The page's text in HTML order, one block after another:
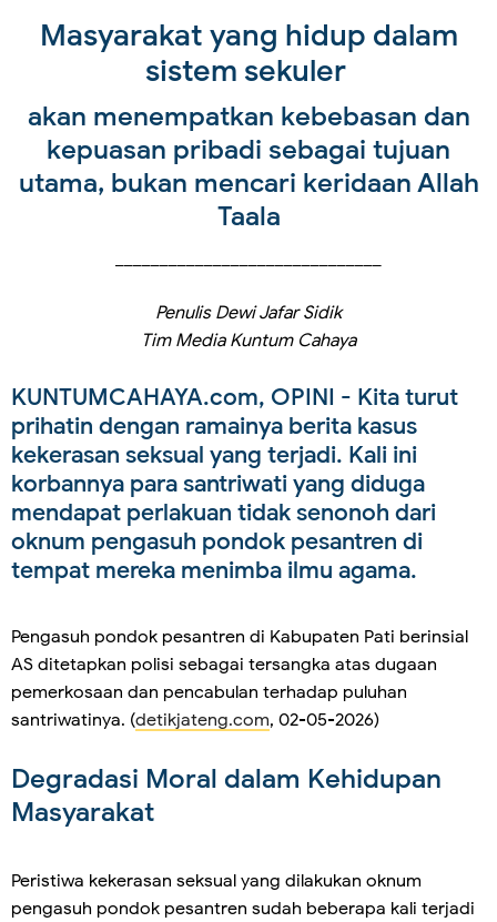
Masyarakat yang hidup dalam
sistem sekuler
akan menempatkan kebebasan dan
kepuasan pribadi sebagai tujuan
utama, bukan mencari keridaan Allah
Taala
Penulis Dewi Jafar Sidik
Tim Media Kuntum Cahaya
KUNTUMCAHAYA.com, OPINI - Kita turut
prihatin dengan ramainya berita kasus
kekerasan seksual yang terjadi. Kali ini
korbannya para santriwati yang diduga
mendapat perlakuan tidak senonoh dari
oknum pengasuh pondok pesantren di
tempat mereka menimba ilmu agama.
Pengasuh pondok pesantren di Kabupaten Pati berinsial
AS ditetapkan polisi sebagai tersangka atas dugaan
pemerkosaan dan pencabulan terhadap puluhan
santriwatinya. (detikjateng.com, 02-05-2026)
Degradasi Moral dalam Kehidupan
Masyarakat
Peristiwa kekerasan seksual yang dilakukan oknum
pengasuh pondok pesantren sudah beberapa kali terjadi